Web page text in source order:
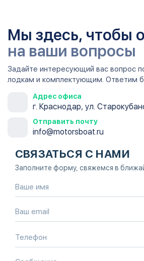
Мы здесь, чтобы
на ваши вопросы
Задайте интересующий вас вопрос
лодкам и комплектующим. Ответим
Адрес офиса
г. Краснодар, ул.
Отправить почту
info@motorsboat.ru
СВЯЗАТЬСЯ С НАМИ
Заполните форму, свяжемся в